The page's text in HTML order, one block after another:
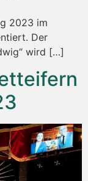
2023 im
Der
wird […]